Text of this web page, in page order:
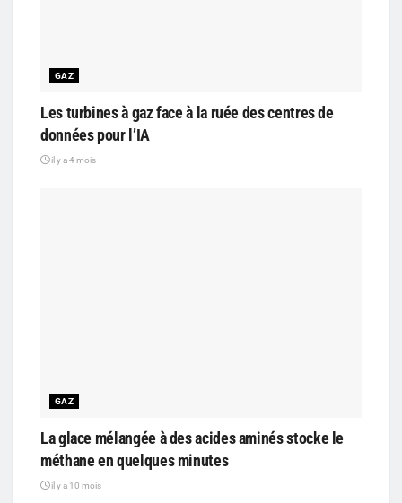
GAZ
Les turbines à gaz face à la ruée des centres de
données pour l’IA
il y a 4 mois
GAZ
La glace mélangée à des acides aminés stocke le
méthane en quelques minutes
il y a 10 mois